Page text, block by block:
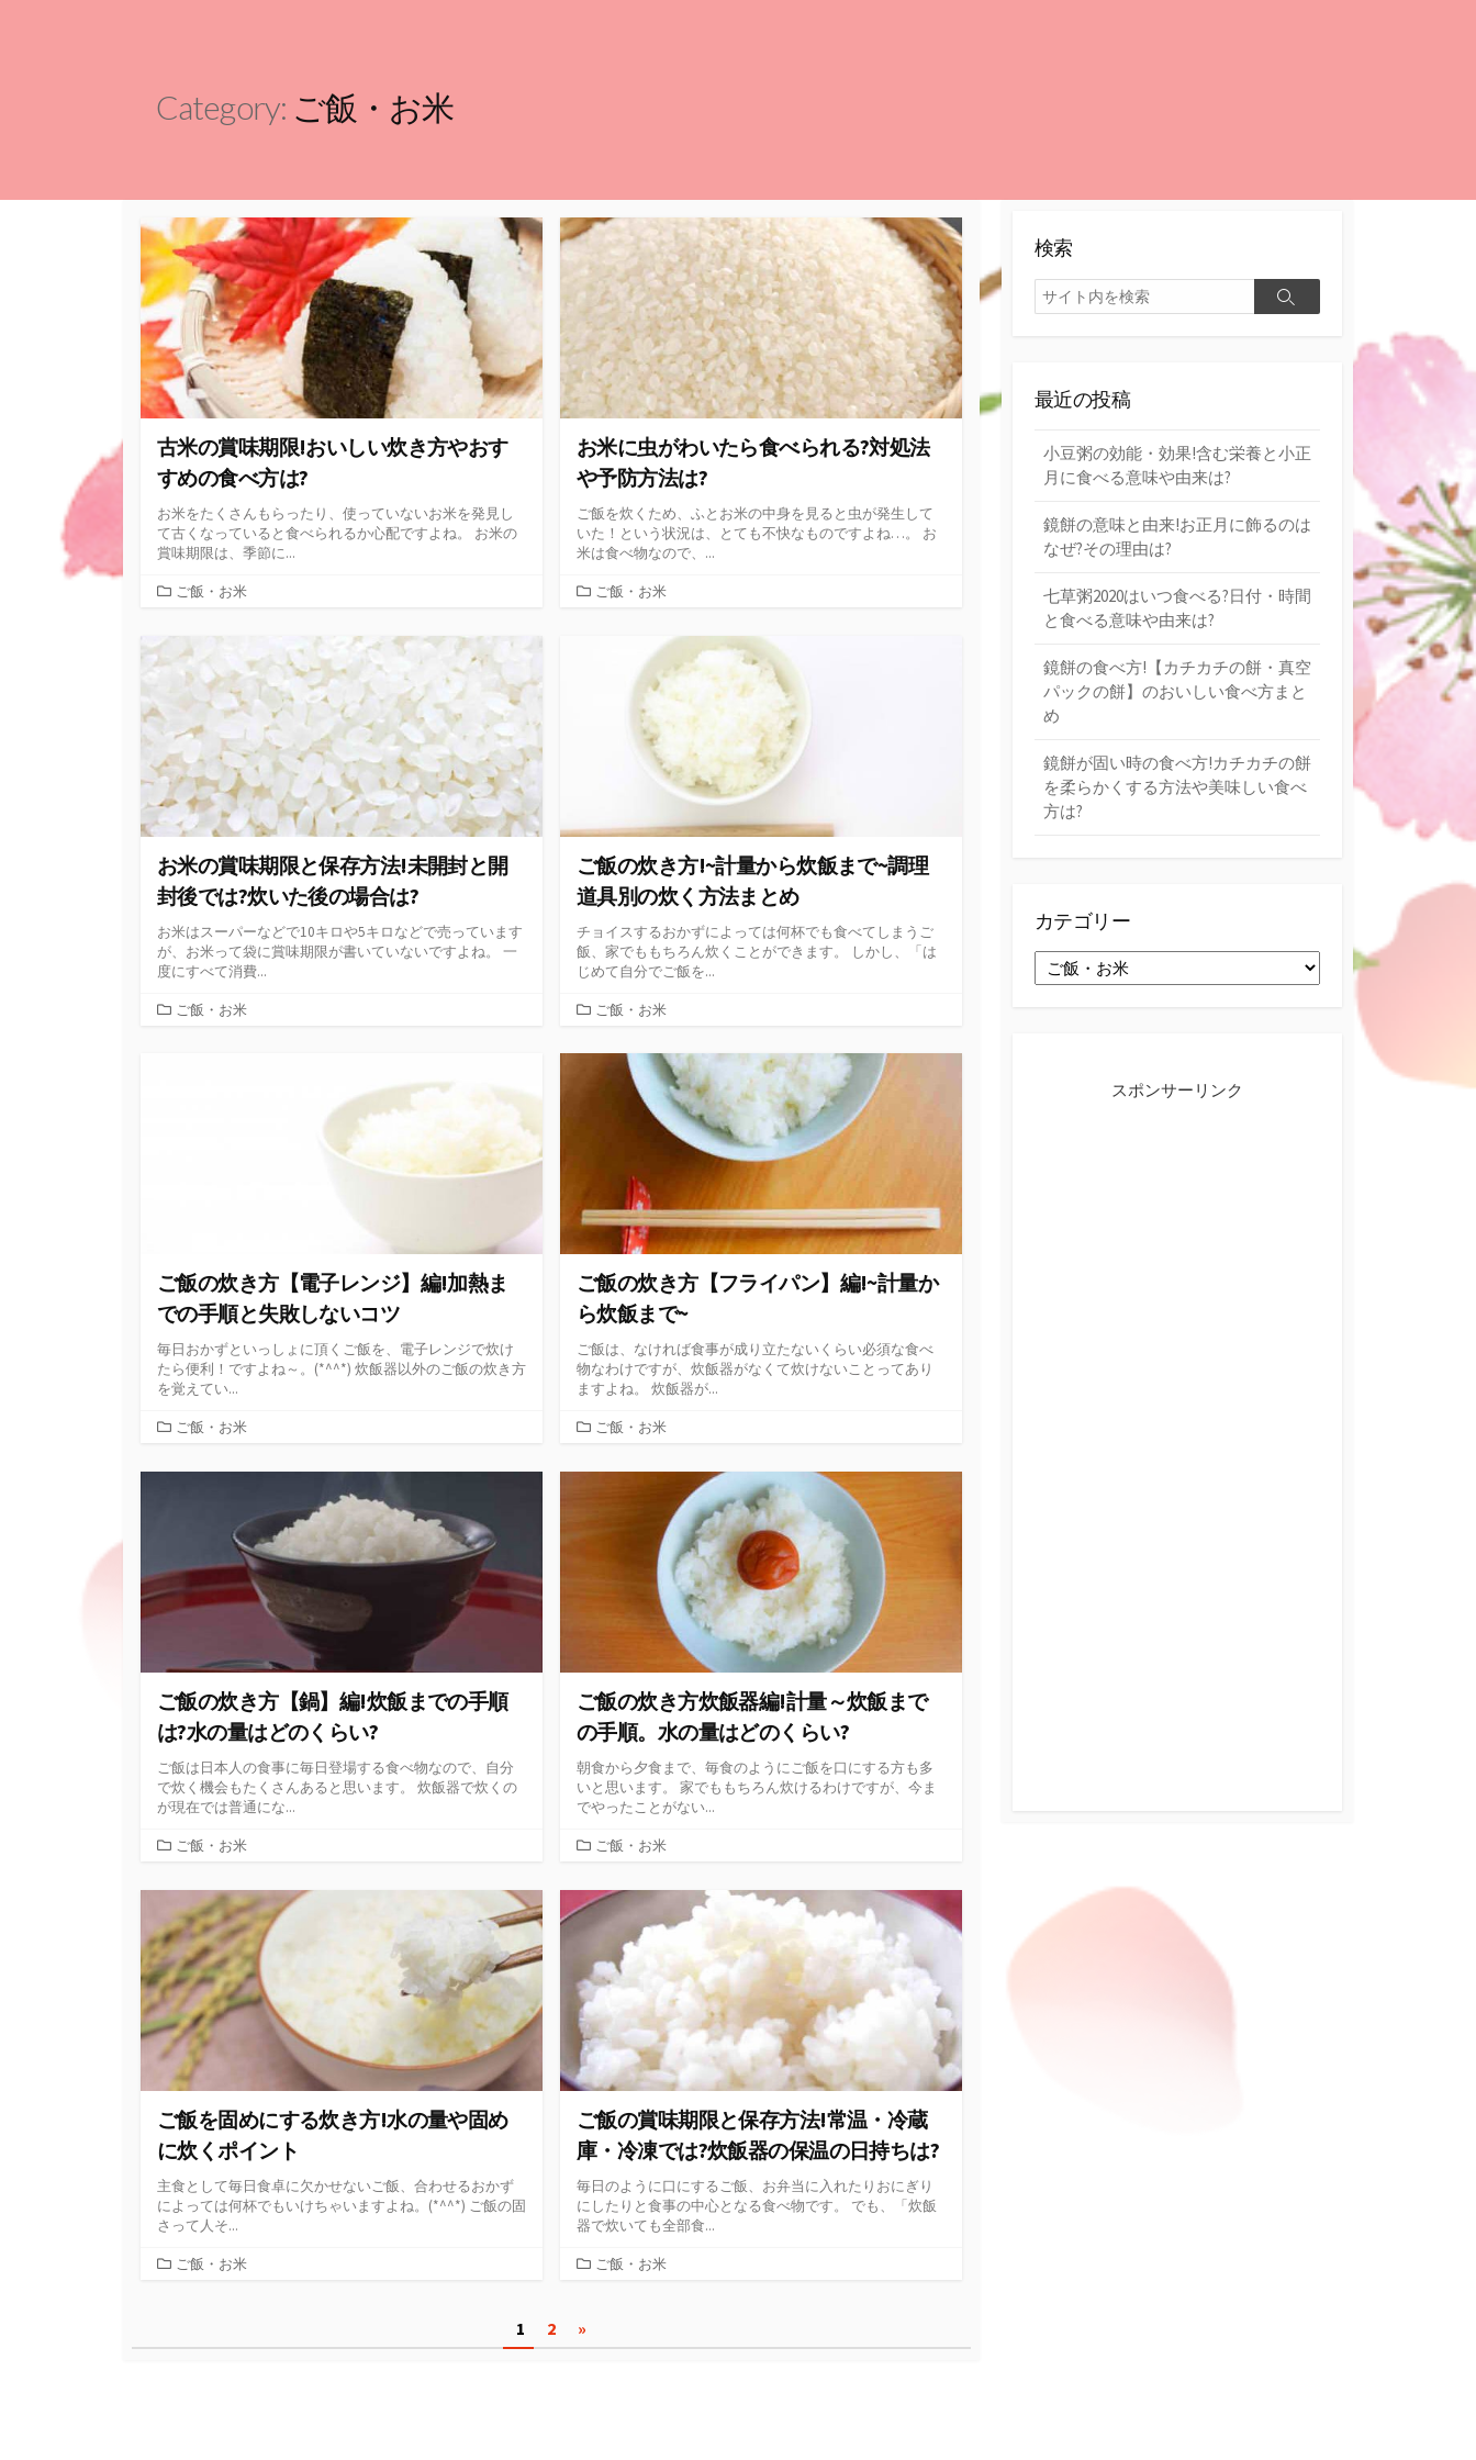
Category: ご飯・お米
古米の賞味期限!おいしい炊き方やおす
すめの食べ方は?
お米をたくさんもらったり、使っていないお米を発見し
て古くなっていると食べられるか心配ですよね。 お米の
賞味期限は、季節に...
カ
ゴ
リ
ご飯・お米
お米に虫がわいたら食べられる?対処法
や予防方法は?
ご飯を炊くため、ふとお米の中身を見ると虫が発生して
いた！という状況は、とても不快なものですよね…。 お
米は食べ物なので、...
カご飯・お米
お米の賞味期限と保存方法!未開封と開
封後では?炊いた後の場合は?
お米はスーパーなどで10キロや5キロなどで売っています
が、お米って袋に賞味期限が書いていないですよね。 一
度にすべて消費...
カご飯・お米
ご飯の炊き方!~計量から炊飯まで~調理
道具別の炊く方法まとめ
チョイスするおかずによっては何杯でも食べてしまうご
飯、家でももちろん炊くことができます。 しかし、「は
じめて自分でご飯を...
カ
ゴ
ご飯・お米
ご飯の炊き方【電子レンジ】編!加熱ま
での手順と失敗しないコツ
毎日おかずといっしょに頂くご飯を、電子レンジで炊け
たら便利！ですよね～。(*^^*) 炊飯器以外のご飯の炊き方
を覚えてい...
カ
ゴ
ご飯・お米
ご飯の炊き方【フライパン】編!~計量か
ら炊飯まで~
ご飯は、なければ食事が成り立たないくらい必須な食べ
物なわけですが、炊飯器がなくて炊けないことってあり
ますよね。 炊飯器が...
カ
ゴ
ご飯・お米
ご飯の炊き方【鍋】編!炊飯までの手順
は?水の量はどのくらい?
ご飯は日本人の食事に毎日登場する食べ物なので、自分
で炊く機会もたくさんあると思います。 炊飯器で炊くの
が現在では普通にな...
カ
ゴ
リ
ー
ご飯・お米
ご飯の炊き方炊飯器編!計量～炊飯まで
の手順。水の量はどのくらい?
朝食から夕食まで、毎食のようにご飯を口にする方も多
いと思います。 家でももちろん炊けるわけですが、今ま
でやったことがない...
カ
ゴ
リ
ご飯・お米
ご飯を固めにする炊き方!水の量や固め
に炊くポイント
主食として毎日食卓に欠かせないご飯、合わせるおかず
によっては何杯でもいけちゃいますよね。(*^^*) ご飯の固
さって人そ...
カ
ー
ご飯・お米
ご飯の賞味期限と保存方法!常温・冷蔵
庫・冷凍では?炊飯器の保温の日持ちは?
毎日のように口にするご飯、お弁当に入れたりおにぎり
にしたりと食事の中心となる食べ物です。 でも、「炊飯
器で炊いても全部食...
カ
ー
ご飯・お米
1 2 »
検索
検
索
検
最近の投稿
小豆粥の効能・効果!含む栄養と小正
月に食べる意味や由来は?
鏡餅の意味と由来!お正月に飾るのは
なぜ?その理由は?
七草粥2020はいつ食べる?日付・時間
と食べる意味や由来は?
鏡餅の食べ方!【カチカチの餅・真空
パックの餅】のおいしい食べ方まと
め
鏡餅が固い時の食べ方!カチカチの餅
を柔らかくする方法や美味しい食べ
方は?
カテゴリー
テ
スポンサーリンク